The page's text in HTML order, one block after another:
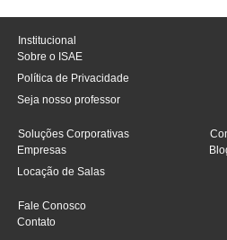
Institucional
Sobre o ISAE
Política de Privacidade
Seja nosso professor
Soluções Corporativas
Empresas
Locação de Salas
Fale Conosco
Contato